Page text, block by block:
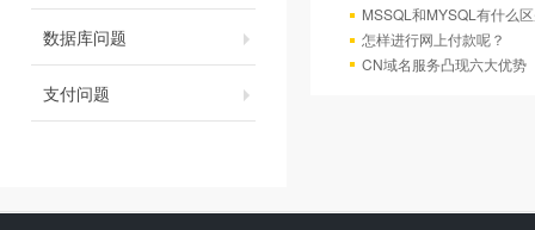
数据库问题
支付问题
MSSQL和MYSQL有什么
怎样进行网上付款呢？
CN域名服务凸现六大优势